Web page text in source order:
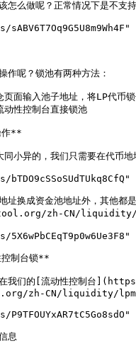
该怎么做呢？正常情况下是
作呢？锁池有两种方法：
输入池子地址，将LP代币锁
性控制台直接锁池
作**
小异的，我们只需要在代币
地址换成资金池地址外，其
zh-CN/liquidity/
制台锁**
在我们的[流动性控制台
zh-CN/liquidity/
息